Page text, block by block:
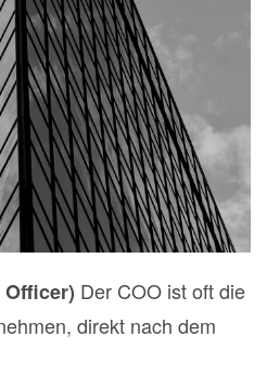
Officer) Der COO ist oft die
direkt nach dem